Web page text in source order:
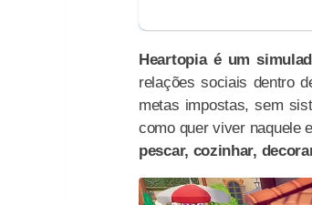
Heartopia é um
relações sociais dentro
metas impostas, sem
como quer viver naquele
pescar, cozinhar,